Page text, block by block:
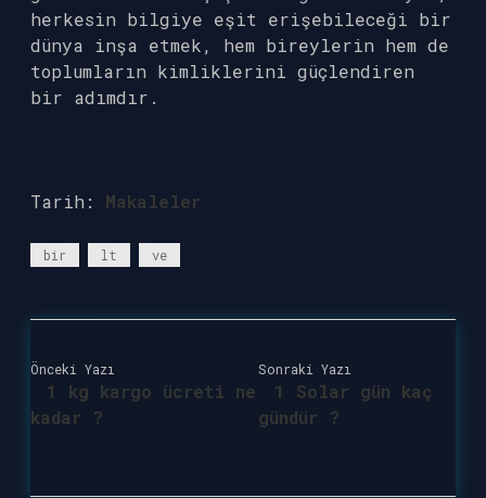
herkesin bilgiye eşit erişebileceği bir
dünya inşa etmek, hem bireylerin hem de
toplumların kimliklerini güçlendiren
bir adımdır.
Tarih: Makaleler
bir lt ve
Önceki Yazı
1 kg kargo ücreti ne
kadar ?
Sonraki Yazı
1 Solar gün kaç
gündür ?